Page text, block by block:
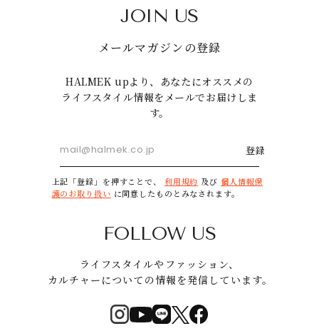
JOIN US
メールマガジンの登録
HALMEK upより、あなたにオススメの
ライフスタイル情報をメールでお届けしま
す。
登録
上記「登録」を押すことで、 利用規約 及び 個人情報保
護のお取り扱い に同意したものとみなされます。
FOLLOW US
ライフスタイルやファッション、
カルチャーについての情報を発信しています。